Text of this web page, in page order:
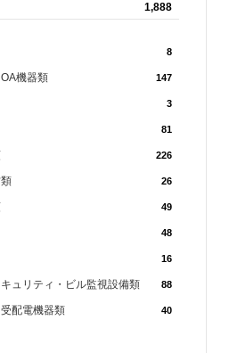
1,888
8
機器類 147
3
81
226
26
49
48
16
ュリティ・ビル監視設備類 88
配電機器類 40